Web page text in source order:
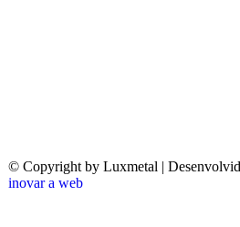
© Copyright by Luxmetal |
inovar a web